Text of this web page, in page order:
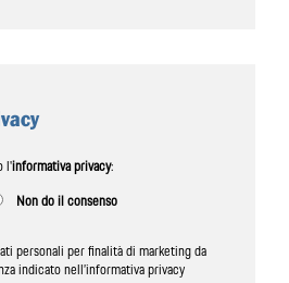
l'informativa privacy:
Non do il consenso
personali per finalità di marketing da
indicato nell’informativa privacy